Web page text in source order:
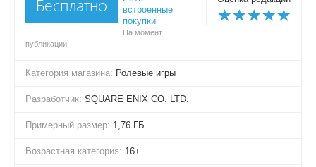
Бесплатно
встроенные
покупки
На момент
публикации
Категория магазина: Ролевые игры
Разработчик: SQUARE ENIX CO. LTD.
Примерный размер: 1,76 ГБ
Возрастная категория: 16+